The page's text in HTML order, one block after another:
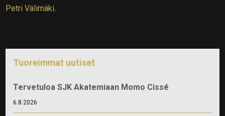
Petri Välimäki.
Tuoreimmat uutiset
Tervetuloa SJK Akatemiaan Momo Cissé
6.8.2026